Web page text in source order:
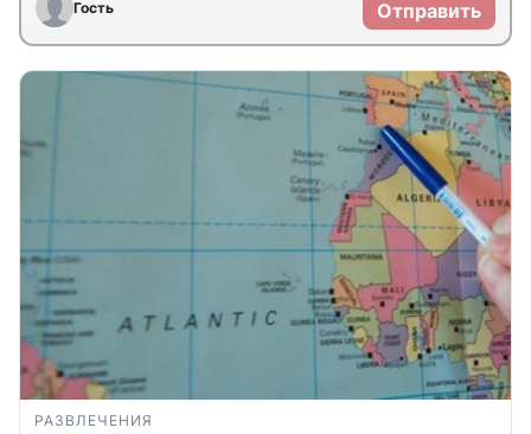
Гость Отправить
РАЗВЛЕЧЕНИЯ